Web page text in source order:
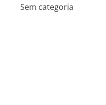
Sem categoria